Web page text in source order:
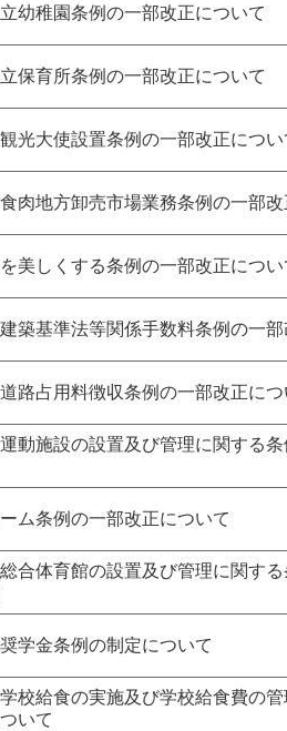
幼稚園条例の一部改正について
保育所条例の一部改正について
光大使設置条例の一部改正につい
肉地方卸売市場業務条例の一部
美しくする条例の一部改正につい
築基準法等関係手数料条例の一
路占用料徴収条例の一部改正に
動施設の設置及び管理に関する
ム条例の一部改正について
合体育館の設置及び管理に関す
学金条例の制定について
校給食の実施及び学校給食費の
いて